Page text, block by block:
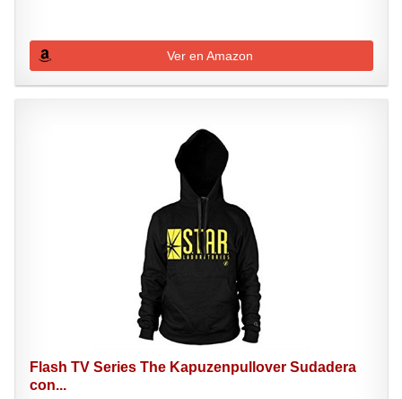
Ver en Amazon
Flash TV Series The Kapuzenpullover Sudadera
con...